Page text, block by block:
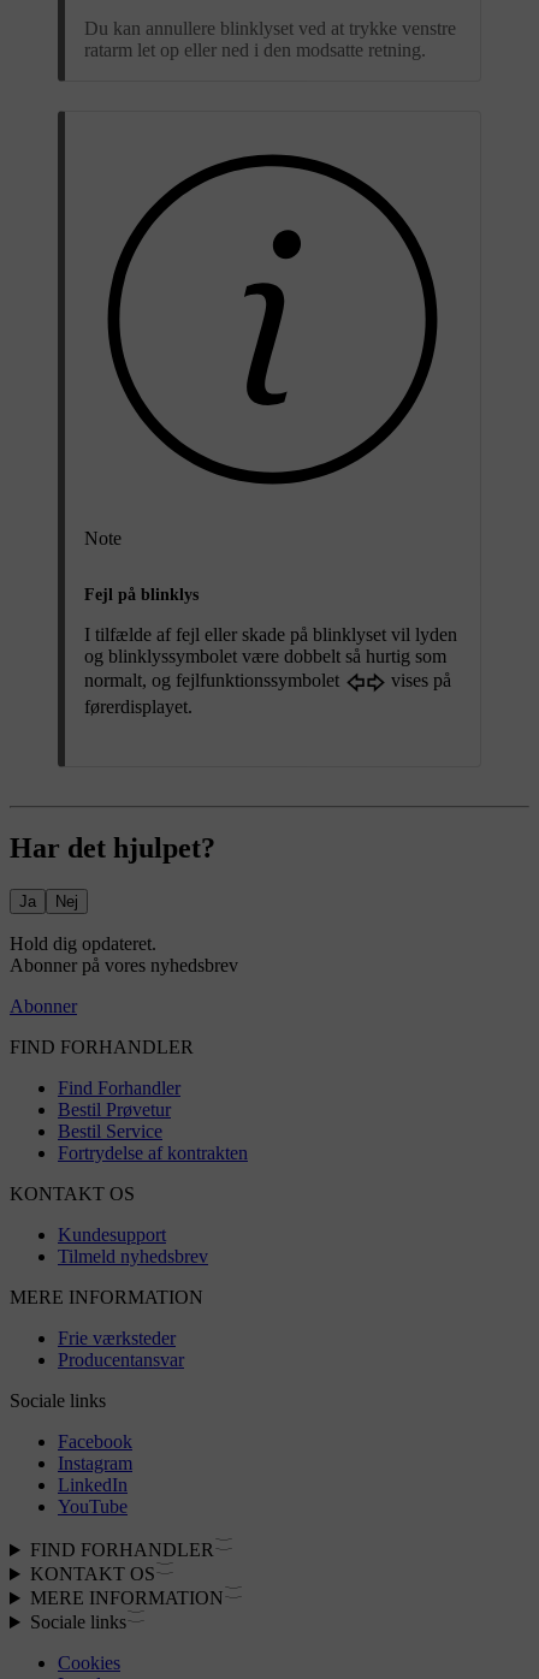
Du kan annullere blinklyset ved at trykke venstre
ratarm let op eller ned i den modsatte retning.
Note
Fejl på blinklys
I tilfælde af fejl eller skade på blinklyset vil lyden
og blinklyssymbolet være dobbelt så hurtig som
normalt, og fejlfunktionssymbolet
vises på
førerdisplayet.
Har det hjulpet?
Ja Nej